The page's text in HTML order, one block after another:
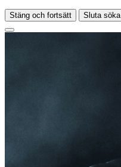
Stäng och fortsätt Sluta söka